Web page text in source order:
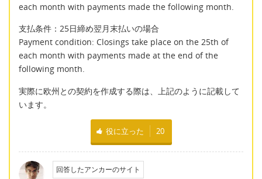
each month with payments made the following month.
支払条件：25日締め翌月末払いの場合
Payment condition: Closings take place on the 25th of
each month with payments made at the end of the
following month.
実際に欧州との契約を作成する際は、上記のように記載して
います。
役に立った 20
回答したアンカーのサイト